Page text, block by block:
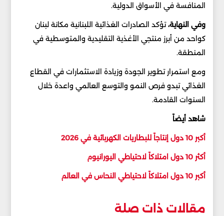
المنافسة في الأسواق الدولية.
وفي النهاية،تؤكد الصادرات الغذائية اللبنانية مكانة لبنان
كواحد من أبرز منتجي الأغذية التقليدية والمتوسطية في
المنطقة.
ومع استمرار تطوير الجودة وزيادة الاستثمارات في القطاع
الغذائي تبدو فرص النمو والتوسع العالمي واعدة خلال
السنوات القادمة.
شاهد أيضاً
أكبر 10 دول إنتاجاً للبطاريات الكهربائية في 2026
أكثر 10 دول امتلاكاً لاحتياطي اليورانيوم
أكبر 10 دول امتلاكاً لاحتياطي النحاس في العالم
مقالات ذات صلة